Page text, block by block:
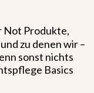
Not Produkte,
zu denen wir –
sonst nichts
Basics